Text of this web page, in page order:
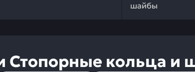
шайбы
Стопорные кольца и